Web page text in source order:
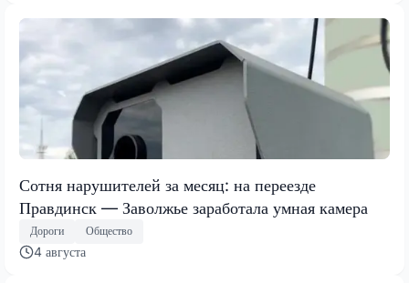
Сотня нарушителей за месяц: на переезде
Правдинск — Заволжье заработала умная камера
Дороги Общество
4 августа